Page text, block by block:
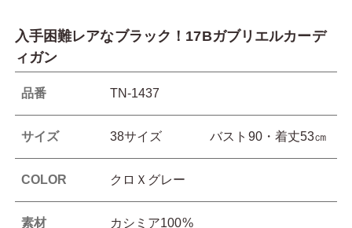
入手困難レアなブラック！17Bガブリエルカーデ
ィガン
品番 TN-1437
サイズ 38サイズ バスト90・着丈53㎝
COLOR クロＸグレー
素材 カシミア100%